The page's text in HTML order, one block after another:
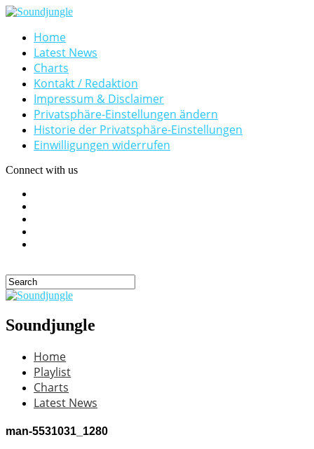
Home
Latest News
Charts
Kontakt / Redaktion
Impressum & Disclaimer
Privatsphäre-Einstellungen ändern
Historie der Privatsphäre-Einstellungen
Einwilligungen widerrufen
Connect with us
Soundjungle
Home
Playlist
Charts
Latest News
man-5531031_1280